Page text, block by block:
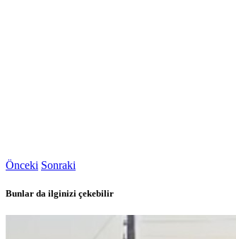
Önceki Sonraki
Bunlar da ilginizi çekebilir